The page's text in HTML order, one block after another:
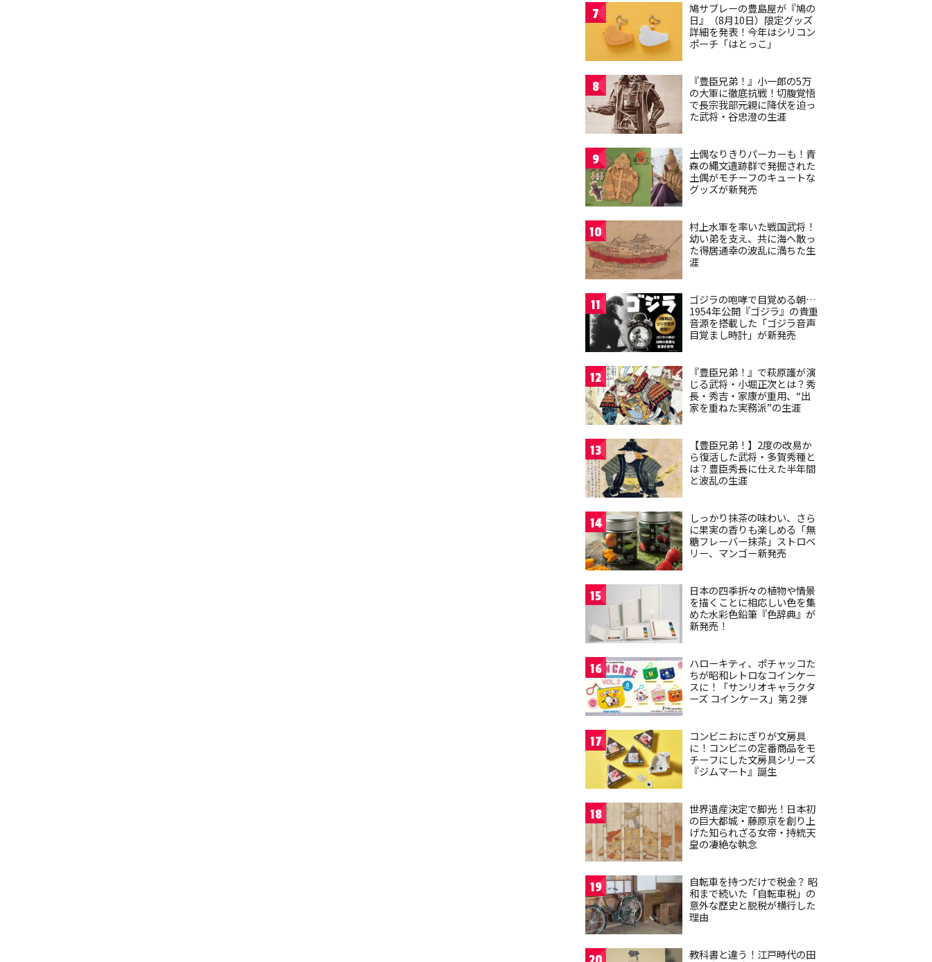
7
鳩サブレーの豊島屋が『鳩の
日』（8月10日）限定グッズ
詳細を発表！今年はシリコン
ポーチ「はとっこ」
8
『豊臣兄弟！』小一郎の5万
の大軍に徹底抗戦！切腹覚悟
で長宗我部元親に降伏を迫っ
た武将・谷忠澄の生涯
9
土偶なりきりパーカーも！青
森の縄文遺跡群で発掘された
土偶がモチーフのキュートな
グッズが新発売
10
村上水軍を率いた戦国武将！
幼い弟を支え、共に海へ散っ
た得居通幸の波乱に満ちた生
涯
11
ゴジラの咆哮で目覚める朝…
1954年公開『ゴジラ』の貴重
音源を搭載した「ゴジラ音声
目覚まし時計」が新発売
12
『豊臣兄弟！』で萩原護が演
じる武将・小堀正次とは？秀
長・秀吉・家康が重用、“出
家を重ねた実務派”の生涯
13
【豊臣兄弟！】2度の改易か
ら復活した武将・多賀秀種と
は？豊臣秀長に仕えた半年間
と波乱の生涯
14
しっかり抹茶の味わい、さら
に果実の香りも楽しめる「無
糖フレーバー抹茶」ストロベ
リー、マンゴー新発売
15
日本の四季折々の植物や情景
を描くことに相応しい色を集
めた水彩色鉛筆『色辞典』が
新発売！
16
ハローキティ、ポチャッコた
ちが昭和レトロなコインケー
スに！「サンリオキャラクタ
ーズ コインケース」第２弾
17
コンビニおにぎりが文房具
に！コンビニの定番商品をモ
チーフにした文房具シリーズ
『ジムマート』誕生
18
世界遺産決定で脚光！日本初
の巨大都城・藤原京を創り上
げた知られざる女帝・持統天
皇の凄絶な執念
19
自転車を持つだけで税金？ 昭
和まで続いた「自転車税」の
意外な歴史と脱税が横行した
理由
教科書と違う！江戸時代の田